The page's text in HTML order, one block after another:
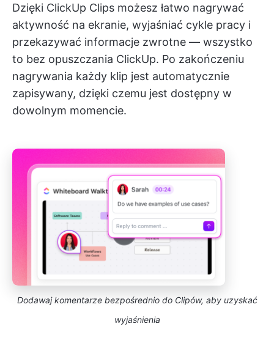
Dzięki ClickUp Clips możesz łatwo nagrywać
aktywność na ekranie, wyjaśniać cykle pracy i
przekazywać informacje zwrotne — wszystko
to bez opuszczania ClickUp. Po zakończeniu
nagrywania każdy klip jest automatycznie
zapisywany, dzięki czemu jest dostępny w
dowolnym momencie.
Dodawaj komentarze bezpośrednio do Clipów, aby uzyskać
wyjaśnienia